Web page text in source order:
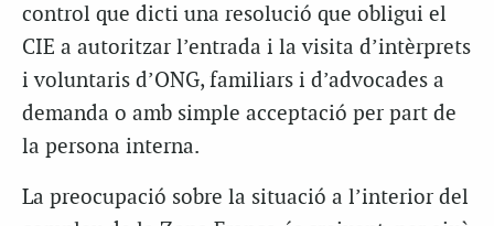
control que dicti una resolució que obligui el
CIE a autoritzar l’entrada i la visita d’intèrprets
i voluntaris d’ONG, familiars i d’advocades a
demanda o amb simple acceptació per part de
la persona interna.
La preocupació sobre la situació a l’interior del